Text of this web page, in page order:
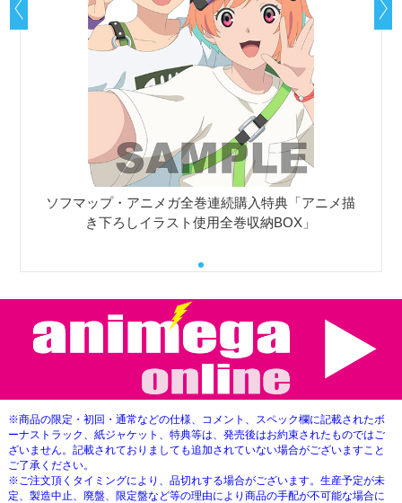
ソフマップ・アニメガ全巻連続購入特典「アニメ描
き下ろしイラスト使用全巻収納BOX」
※商品の限定・初回・通常などの仕様、コメント、スペック欄に記載されたボ
ーナストラック、紙ジャケット、特典等は、発売後はお約束されたものではご
ざいません。記載されておりましても追加されていない場合がございますこと
ご了承ください。
※ご注文頂くタイミングにより、品切れする場合がございます。生産予定が未
定、製造中止、廃盤、限定盤など等の理由により商品の手配が不可能な場合に